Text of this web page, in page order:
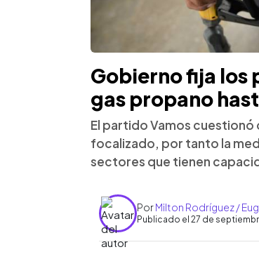
Gobierno fija los
gas propano
El partido Vamos cuestionó
focalizado, por tanto la
sectores que tienen
PorMilton Rodríguez /
Publicado el 27 de